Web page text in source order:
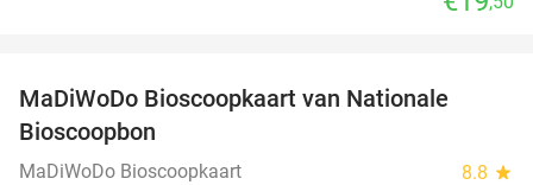
MaDiWoDo Bioscoopkaart van Nationale
Bioscoopbon
MaDiWoDo Bioscoopkaart 8.8 star